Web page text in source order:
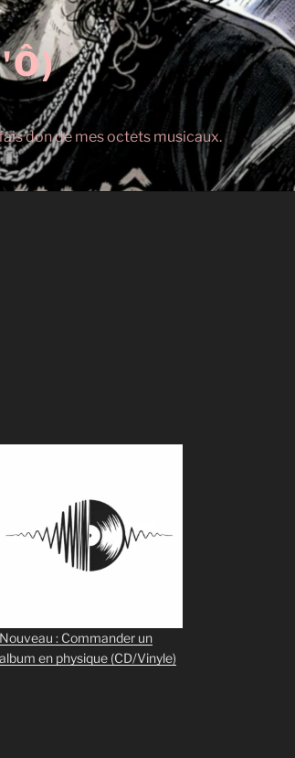
don de mes octets musicaux.
Nouveau : Commander un
album en physique (CD/Vinyle)